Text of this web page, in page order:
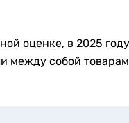
оценке, в 2025
между собой